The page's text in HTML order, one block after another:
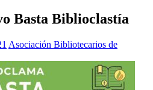
Basta Biblioclastía
Asociación Bibliotecarios de